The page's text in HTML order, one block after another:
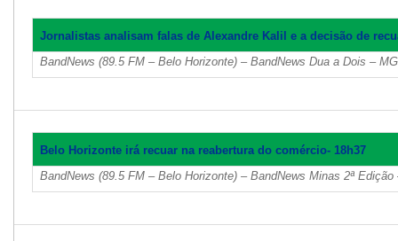
Jornalistas analisam falas de Alexandre Kalil e a decisão de
BandNews (89.5 FM – Belo Horizonte) – BandNews Dua a Dois –
Belo Horizonte irá recuar na reabertura do comércio- 18h37
BandNews (89.5 FM – Belo Horizonte) – BandNews Minas 2ª